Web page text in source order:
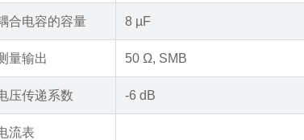
合电容的容量 8 µF
量输出 50 Ω, SMB
压传递系数 -6 dB
流表